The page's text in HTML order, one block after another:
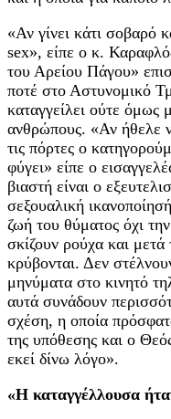
«Αν γίνει κάτι σοβαρό
sex», είπε ο κ.
του Αρείου Πάγου»
ποτέ στο Αστυνομικό
καταγγείλει ούτε όμως
ανθρώπους. «Αν ήθελε
τις πόρτες ο
φύγει» είπε ο
βιαστή είναι ο
σεξουαλική
ζωή του θύματος όχι
σκίζουν ρούχα και
κρύβονται. Δεν
μηνύματα στο κινητό
αυτά συνάδουν
σχέση, η οποία
της υπόθεσης και ο
εκεί δίνω λόγο».
«Η καταγγέλλουσα